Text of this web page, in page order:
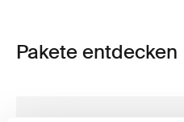
Pakete entdecken